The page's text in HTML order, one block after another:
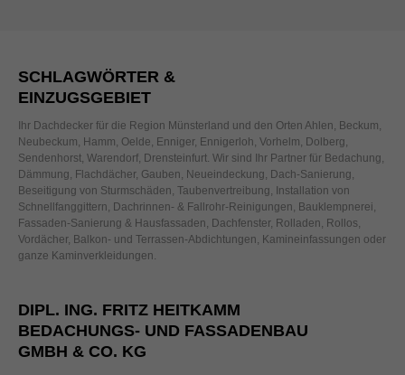
SCHLAGWÖRTER &
EINZUGSGEBIET
Ihr Dachdecker für die Region Münsterland und den Orten Ahlen, Beckum,
Neubeckum, Hamm, Oelde, Enniger, Ennigerloh, Vorhelm, Dolberg,
Sendenhorst, Warendorf, Drensteinfurt. Wir sind Ihr Partner für Bedachung,
Dämmung, Flachdächer, Gauben, Neueindeckung, Dach-Sanierung,
Beseitigung von Sturmschäden, Taubenvertreibung, Installation von
Schnellfanggittern, Dachrinnen- & Fallrohr-Reinigungen, Bauklempnerei,
Fassaden-Sanierung & Hausfassaden, Dachfenster, Rolladen, Rollos,
Vordächer, Balkon- und Terrassen-Abdichtungen, Kamineinfassungen oder
ganze Kaminverkleidungen.
DIPL. ING. FRITZ HEITKAMM
BEDACHUNGS- UND FASSADENBAU
GMBH & CO. KG